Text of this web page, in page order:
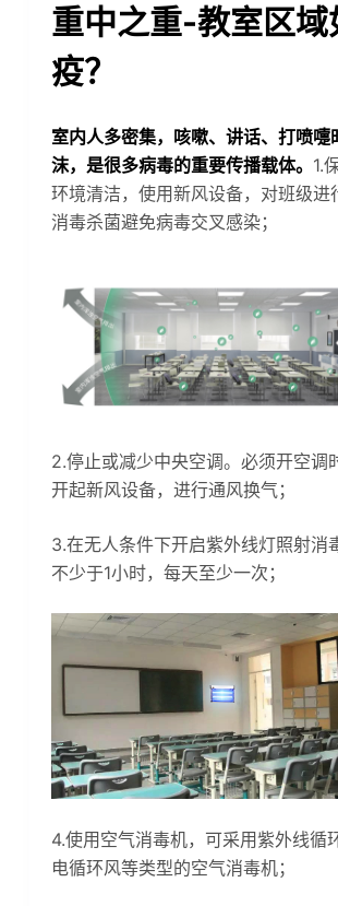
重中之重-教室区域
疫？
室内人多密集，咳嗽、讲话、打喷嚏
沫，是很多病毒的重要传播载体。 1.
环境清洁，使用新风设备，对班级进
消毒杀菌避免病毒交叉感染；
2.停止或减少中央空调。必须开空调
开起新风设备，进行通风换气；
3.在无人条件下开启紫外线灯照射消
不少于1小时，每天至少一次；
4.使用空气消毒机，可采用紫外线循
电循环风等类型的空气消毒机；